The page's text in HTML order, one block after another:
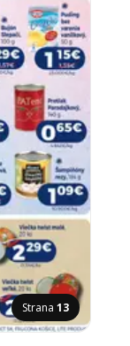
Strana 13